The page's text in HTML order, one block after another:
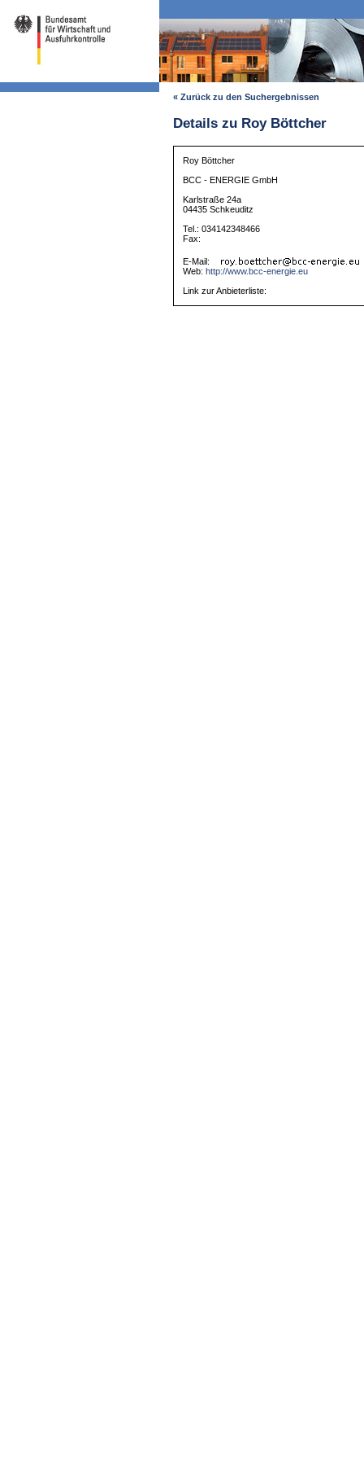
« Zurück zu den Suchergebnissen
Details zu Roy Böttcher
Roy Böttcher
BCC - ENERGIE GmbH
Karlstraße 24a
04435 Schkeuditz
Tel.: 034142348466
Fax:
E-Mail:
Web: http://www.bcc-energie.eu
Link zur Anbieterliste: